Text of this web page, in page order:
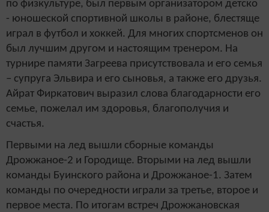
по физкультуре, был первым организатором детско
- юношеской спортивной школы в районе, блестяще
играл в футбол и хоккей. Для многих спортсменов он
был лучшим другом и настоящим тренером. На
турнире памяти Загреева присутствовала и его семья
– супруга Эльвира и его сыновья, а также его друзья.
Айрат Фиркатович выразил слова благодарности его
семье, пожелал им здоровья, благополучия и
счастья.
Первыми на лед вышли сборные команды
Дрожжаное-2 и Городище. Вторыми на лед вышли
команды Буинского района и Дрожжаное-1. Затем
команды по очередности играли за третье, второе и
первое места. По итогам встреч Дрожжановская